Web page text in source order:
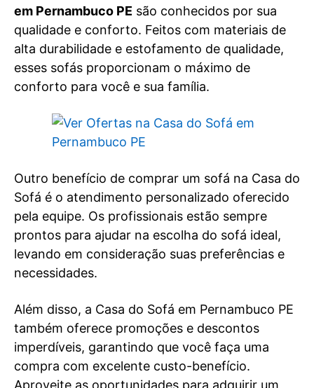
em Pernambuco PE são conhecidos por sua
qualidade e conforto. Feitos com materiais de
alta durabilidade e estofamento de qualidade,
esses sofás proporcionam o máximo de
conforto para você e sua família.
Outro benefício de comprar um sofá na Casa do
Sofá é o atendimento personalizado oferecido
pela equipe. Os profissionais estão sempre
prontos para ajudar na escolha do sofá ideal,
levando em consideração suas preferências e
necessidades.
Além disso, a Casa do Sofá em Pernambuco PE
também oferece promoções e descontos
imperdíveis, garantindo que você faça uma
compra com excelente custo-benefício.
Aproveite as oportunidades para adquirir um